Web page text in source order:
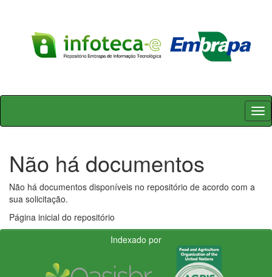
Skip
Não há documentos
Não há documentos disponíveis no repositório de acordo com a
sua solicitação.
Página inicial do repositório
Indexado por